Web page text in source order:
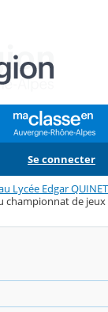
Se connecter
Lycée Edgar QUINET
championnat de jeux